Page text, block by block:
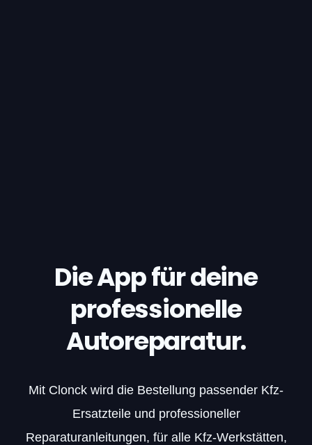
Die App für deine
professionelle
Autoreparatur.
Mit Clonck wird die Bestellung passender Kfz-
Ersatzteile und professioneller
Reparaturanleitungen, für alle Kfz-Werkstätten,